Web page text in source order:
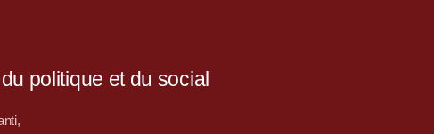
politique et du social